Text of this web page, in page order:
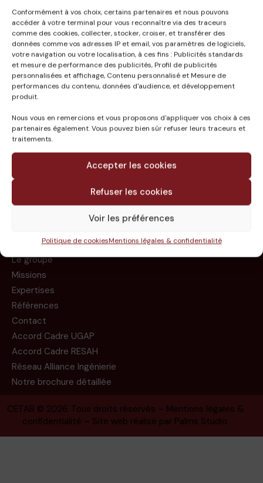
Conformément à vos choix, certains partenaires et nous pouvons
accéder à votre terminal pour vous reconnaître via des traceurs
comme des cookies, collecter, stocker, croiser, et transférer des
données comme vos adresses IP et email, vos paramètres de logiciels,
votre navigation ou votre localisation, à ces fins : Publicités standards
et mesure de performance des publicités, Profil de publicités
personnalisées et affichage, Contenu personnalisé et Mesure de
performances du contenu, données d'audience, et développement
produit.
Nous vous en remercions et vous proposons d'appliquer vos choix à ces
partenaires également. Vous pouvez bien sûr refuser leurs traceurs et
traitements.
Accepter les cookies
Refuser les cookies
Voir les préférences
Politique de cookiesMentions légales & confidentialité
RÉHABILITATION DE
L’ENTRÉE LOGISTIQUE
EGGER &
CONSTRUCTION DU
NOUVEAU POSTE DE
GARDE A RION-DES-
LANDES (40)
Le groupe
Missions
Expertises
Références
Contact
Accord Cadre UGAP
Accord Cadre RESAH
Réseau Alliance Ingénierie
Notre brochure détaillée
CETAB © 2026. Tous droits réservés – Mentions légales &
confidentialité – Site web réalisé par Palms Studio